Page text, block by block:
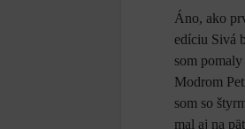
Áno, ako
edíciu Sivá
som
Modrom
som so
mal aj na